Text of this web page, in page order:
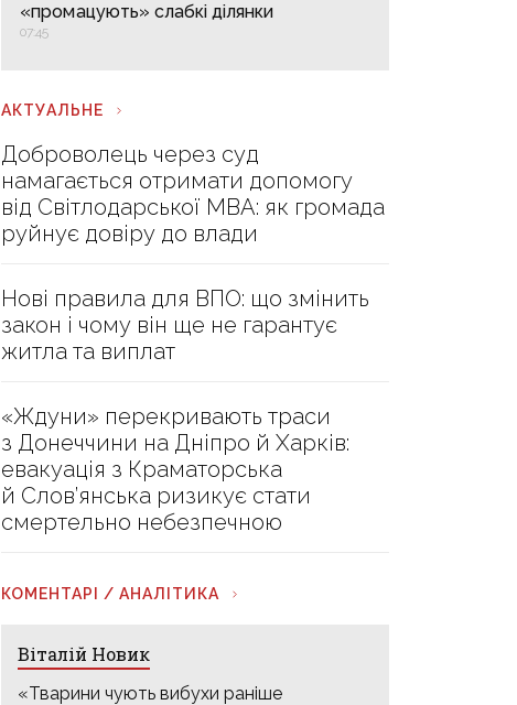
«промацують» слабкі ділянки
07:45
АКТУАЛЬНЕ
Доброволець через суд
намагається отримати допомогу
від Світлодарської МВА: як громада
руйнує довіру до влади
Нові правила для ВПО: що змінить
закон і чому він ще не гарантує
житла та виплат
«Ждуни» перекривають траси
з Донеччини на Дніпро й Харків:
евакуація з Краматорська
й Слов’янська ризикує стати
смертельно небезпечною
КОМЕНТАРІ / АНАЛІТИКА
Віталій Новик
«Тварини чують вибухи раніше